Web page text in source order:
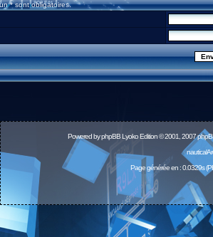
* sont obligatoires.
Powered byphpBBLyoko Edition © 2001, 2007
Page générée en : 0.0329s